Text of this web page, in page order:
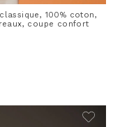
100% coton,
coupe confort